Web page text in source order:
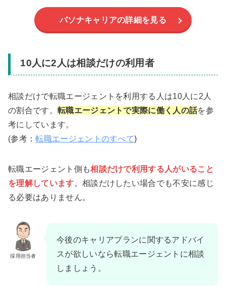
パソナキャリアの詳細を見る
10人に2人は相談だけの利用者
相談だけで転職エージェントを利用する人は10人に2人
の割合です。 転職エージェントで実際に働く人の話を参
考にしています。
(参考：転職エージェントのすべて)
転職エージェント側も相談だけで利用する人がいること
を理解しています。相談だけしたい場合でも不安に感じ
る必要はありません。
採用担当者
今後のキャリアプランに関するアドバイ
スが欲しいなら転職エージェントに相談
しましょう。